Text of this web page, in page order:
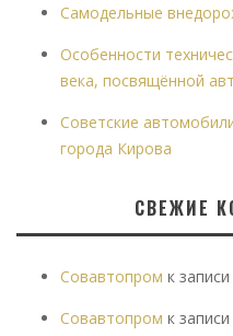
Самодельные
Особенности
века, посвящённой
Советские
города Кирова
СВЕЖИЕ
Совавтопром к записи
Совавтопром к записи